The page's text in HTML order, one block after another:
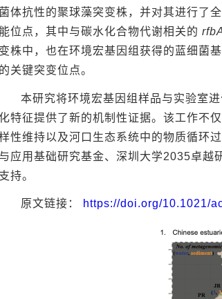
菌体抗性的聚球藻突变株，并对其进行了
能位点，其中与碳水化合物代谢相关的
变株中，也在环境宏基因组获得的蓝细菌
的关键突变位点。
本研究将环境宏基因组样品与实验室
化特征提供了新的机制性证据。该工作不
性维持以及河口生态系统中的物质循环
与应用基础研究基金、深圳大学2035卓越
支持。
原文链接： https://doi.org/10.1021/